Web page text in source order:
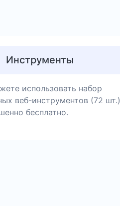
Инструменты
использовать набор
веб-инструментов (72 шт.)
бесплатно.